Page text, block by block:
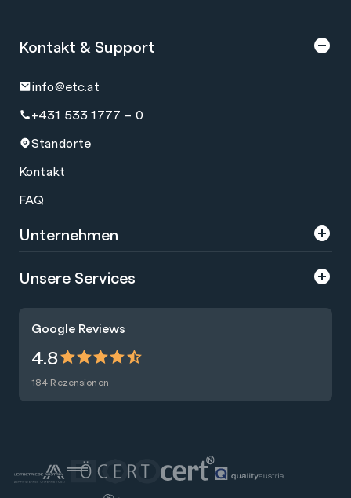
Google Reviews
4.8
184 Rezensionen
Kontakt & Support
info@etc.at
+431 533 1777 – 0
Standorte
Kontakt
FAQ
Unternehmen
Über uns
Presse
Nachhaltigkeit
Blog
Unsere Services
Zertifizierungen
Raummiete